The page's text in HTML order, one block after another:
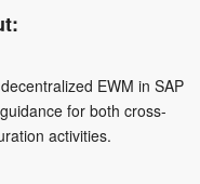
EWM in SAP
for both cross-
activities.